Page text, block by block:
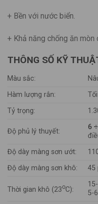
+ Bền với nước biển.
+ Khả năng chống ăn mòn
THÔNG SỐ KỸ
Màu sắc:
Hàm lượng rắn:
Tỷ trọng:
Độ phủ lý thuyết:
6
Độ dày màng sơn ướt:
Độ dày màng sơn khô:
45
Thời gian khô (23oC):
5-